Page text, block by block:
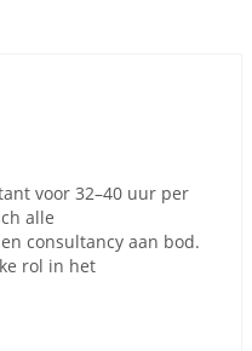
voor 32–40 uur per
alle
consultancy aan bod.
rol in het